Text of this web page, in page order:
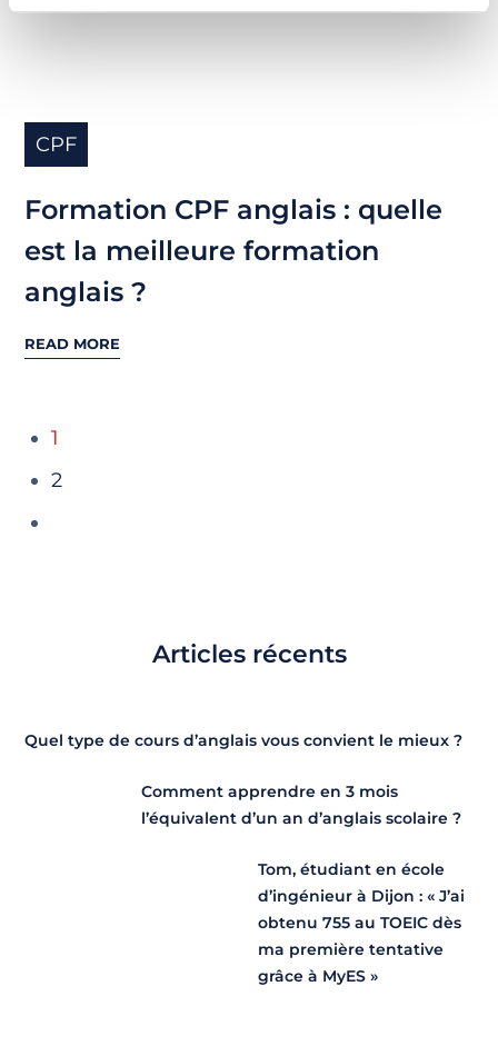
CPF
Formation CPF anglais : quelle
est la meilleure formation
anglais ?
READ MORE
1
2
Articles récents
Quel type de cours d’anglais vous convient le mieux ?
Comment apprendre en 3 mois
l’équivalent d’un an d’anglais scolaire ?
Tom, étudiant en école
d’ingénieur à Dijon : « J’ai
obtenu 755 au TOEIC dès
ma première tentative
grâce à MyES »